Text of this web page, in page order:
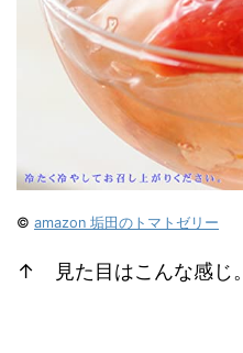
© amazon 垢田のトマトゼリー
↑ 見た目はこんな感じ。